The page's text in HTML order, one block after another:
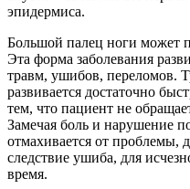
эпидермиса.
Большой палец ноги может
Эта форма заболевания
травм, ушибов, переломов.
развивается достаточно
тем, что пациент не
Замечая боль и нарушение
отмахивается от проблемы,
следствие ушиба, для
время.